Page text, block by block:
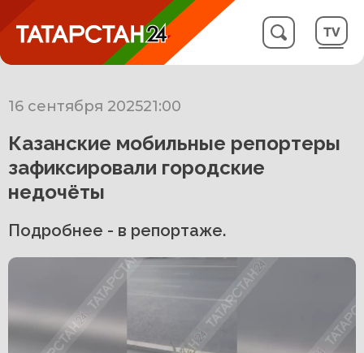
16 сентября 202521:00
Казанские мобильные репортеры
зафиксировали городские
недочёты
Подробнее - в репортаже.